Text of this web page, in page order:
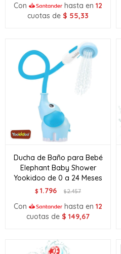
Con hasta en 12
cuotas de $ 55,33
Ducha de Baño para Bebé
Elephant Baby Shower
Yookidoo de 0 a 24 Meses
$ 1.796 $2.457
Con hasta en 12
cuotas de $ 149,67